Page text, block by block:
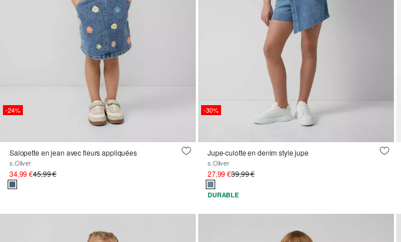
-24%
Salopette en jean avec fleurs appliquées
s.Oliver
34,99 €45,99 €
-30%
Jupe-culotte en denim style jupe
s.Oliver
27,99 €39,99 €
DURABLE